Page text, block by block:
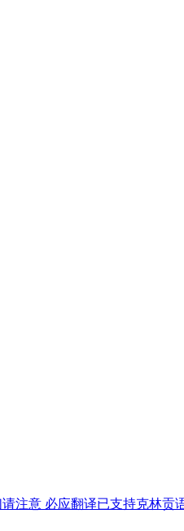
注意 必应翻译已支持克林贡